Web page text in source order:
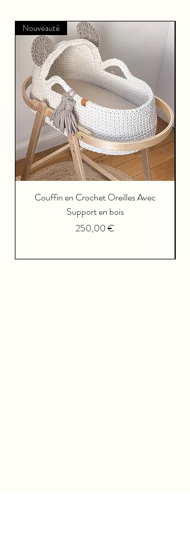
Nouveauté
Couffin en Crochet Oreilles Avec
Support en bois
Prezzo
250,00 €